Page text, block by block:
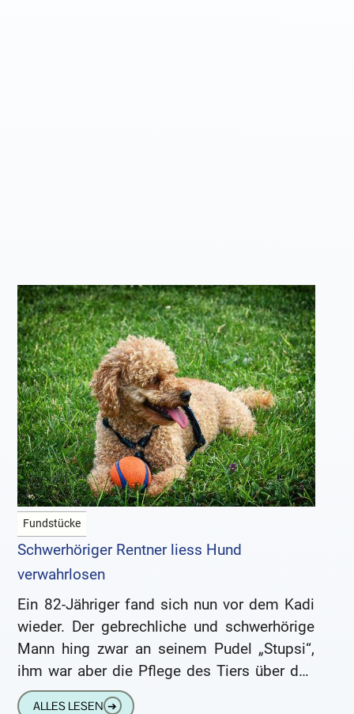
Fundstücke
Schwerhöriger Rentner liess Hund
verwahrlosen
Ein 82-Jähriger fand sich nun vor dem Kadi
wieder. Der gebrechliche und schwerhörige
Mann hing zwar an seinem Pudel „Stupsi“,
ihm war aber die Pflege des Tiers über den
Kopf
ALLES LESEN ➔